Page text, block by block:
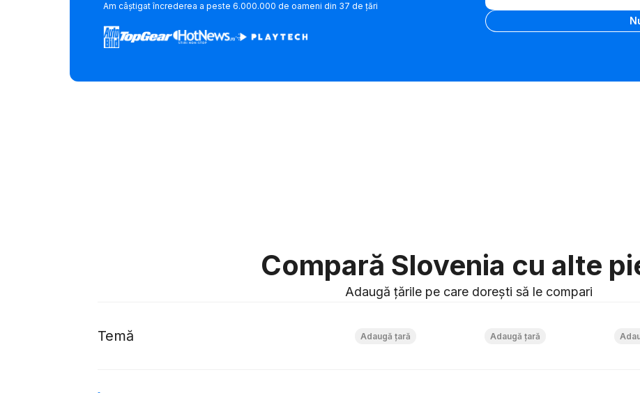
Am câștigat încrederea a peste 6.000.000 de oameni din 37 de țări Introdu VIN
Compară Slovenia cu alte
Adaugă țările pe care dorești să le compari
Temă